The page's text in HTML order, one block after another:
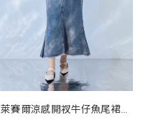
萊賽爾涼感開衩牛仔魚尾裙